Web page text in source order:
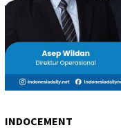
INDOCEMENT